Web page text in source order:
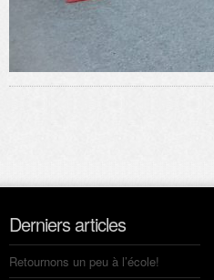
Derniers articles
Retournons un peu à l’école!